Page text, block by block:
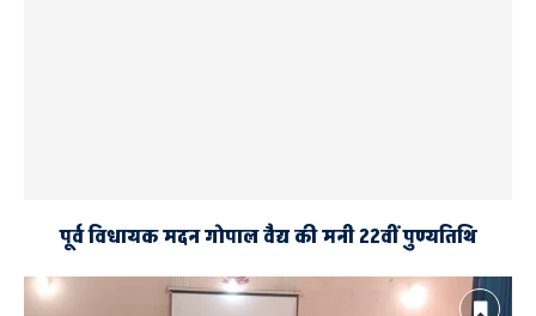
पूर्व विधायक मदन गोपाल वैद्य की मनी 22वीं पुण्यतिथि